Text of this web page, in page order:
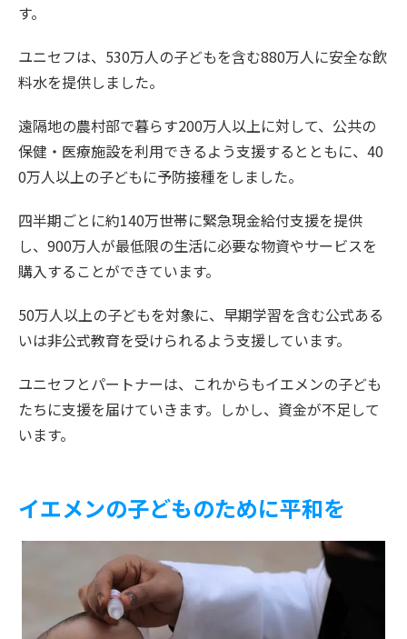
す。
ユニセフは、530万人の子どもを含む880万人に安全な飲
料水を提供しました。
遠隔地の農村部で暮らす200万人以上に対して、公共の
保健・医療施設を利用できるよう支援するとともに、40
0万人以上の子どもに予防接種をしました。
四半期ごとに約140万世帯に緊急現金給付支援を提供
し、900万人が最低限の生活に必要な物資やサービスを
購入することができています。
50万人以上の子どもを対象に、早期学習を含む公式ある
いは非公式教育を受けられるよう支援しています。
ユニセフとパートナーは、これからもイエメンの子ども
たちに支援を届けていきます。しかし、資金が不足して
います。
イエメンの子どものために平和を